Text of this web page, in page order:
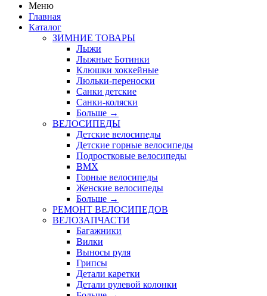
Меню
Главная
Каталог
ЗИМНИЕ ТОВАРЫ
Лыжи
Лыжные Ботинки
Клюшки хоккейные
Люльки-переноски
Санки детские
Санки-коляски
Больше →
ВЕЛОСИПЕДЫ
Детские велосипеды
Детские горные велосипеды
Подростковые велосипеды
BMX
Горные велосипеды
Женские велосипеды
Больше →
РЕМОНТ ВЕЛОСИПЕДОВ
ВЕЛОЗАПЧАСТИ
Багажники
Вилки
Выносы руля
Грипсы
Детали каретки
Детали рулевой колонки